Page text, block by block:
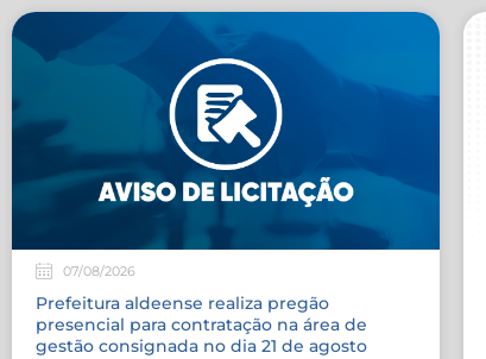
07/08/2026
Prefeitura aldeense realiza pregão
presencial para contratação na área de
gestão consignada no dia 21 de agosto